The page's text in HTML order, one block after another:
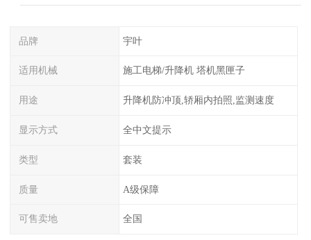
品牌 宇叶
适用机械 施工电梯/升降机 塔机黑匣子
用途 升降机防冲顶,轿厢内拍照,监测速度
显示方式 全中文提示
类型 套装
质量 A级保障
可售卖地 全国